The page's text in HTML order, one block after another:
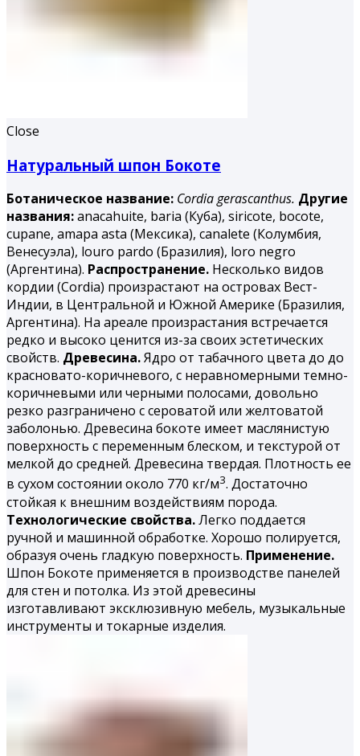
Close
Натуральный шпон Бокоте
Ботаническое название: Cordia gerascanthus. Другие
названия:аnacahuite, baria (Куба), siricote, bocote,
cupane, amapa asta (Мексика), canalete (Колумбия,
Венесуэла), louro pardo (Бразилия), loro negro
(Аргентина). Распространение. Несколько видов
кордии (Cordia) произрастают на островах Вест-
Индии, в Центральной и Южной Америке (Бразилия,
Аргентина). На ареале произрастания встречается
редко и высоко ценится из-за своих эстетических
свойств. Древесина.Ядро от табачного цвета до до
красновато-коричневого, с неравномерными темно-
коричневыми или черными полосами, довольно
резко разграничено с сероватой или желтоватой
заболонью. Древесина бокоте имеет маслянистую
поверхность с переменным блеском, и текстурой от
мелкой до средней. Древесина твердая. Плотность ее
в сухом состоянии около 770 кг/м3. Достаточно
стойкая к внешним воздействиям порода.
Технологические свойства.Легко поддается
ручной и машинной обработке. Хорошо полируется,
образуя очень гладкую поверхность. Применение.
Шпон Бокоте применяется в производстве панелей
для стен и потолка. Из этой древесины
изготавливают эксклюзивную мебель, музыкальные
инструменты и токарные изделия.